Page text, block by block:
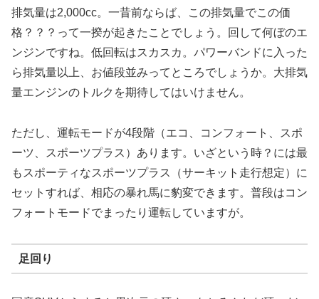
排気量は2,000cc。一昔前ならば、この排気量でこの価
格？？？って一揆が起きたことでしょう。回して何ぼのエ
ンジンですね。低回転はスカスカ。パワーバンドに入った
ら排気量以上、お値段並みってところでしょうか。大排気
量エンジンのトルクを期待してはいけません。
ただし、運転モードが4段階（エコ、コンフォート、スポ
ーツ、スポーツプラス）あります。いざという時？には最
もスポーティなスポーツプラス（サーキット走行想定）に
セットすれば、相応の暴れ馬に豹変できます。普段はコン
フォートモードでまったり運転していますが。
足回り